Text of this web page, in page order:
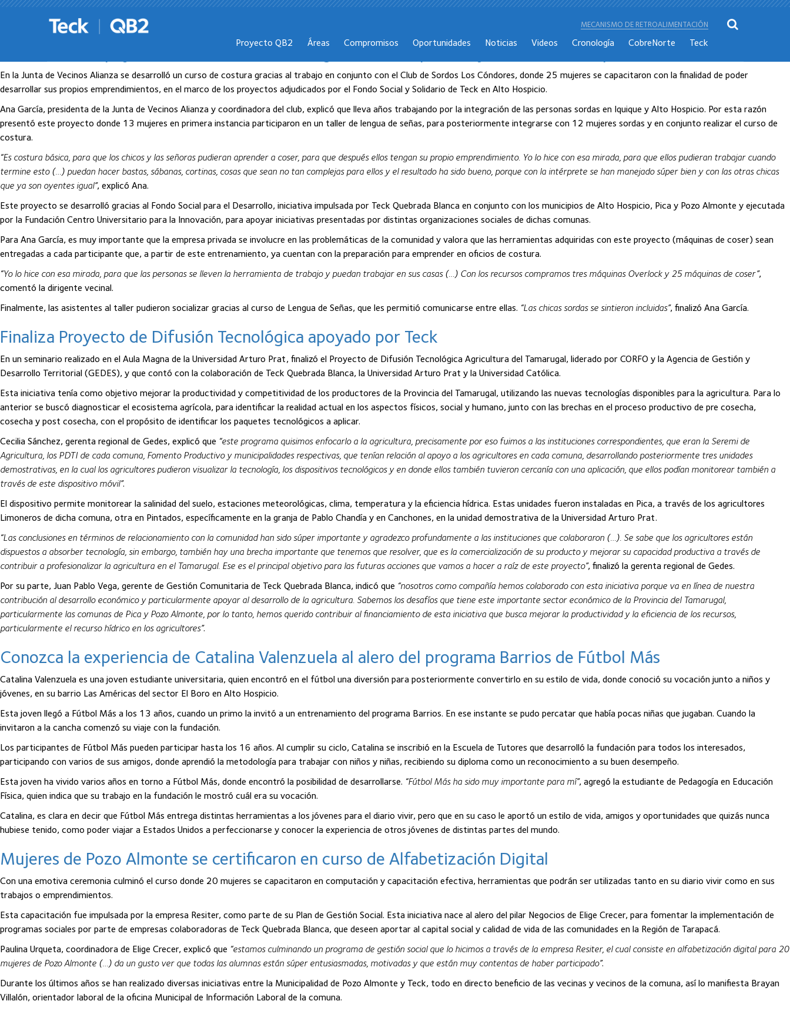
MECANISMO DE RETROALIMENTACIÓN
Proyecto QB2 Áreas Compromisos Oportunidades Noticias Videos Cronología CobreNorte Teck
Posts del enero, 2024
Fondo Social apoya curso de costura con lengua de señas para mujeres de Alto Hospicio
En la Junta de Vecinos Alianza se desarrolló un curso de costura gracias al trabajo en conjunto con el Club de Sordos Los Cóndores, donde 25 mujeres se capacitaron con la finalidad de poder
desarrollar sus propios emprendimientos, en el marco de los proyectos adjudicados por el Fondo Social y Solidario de Teck en Alto Hospicio.
Ana García, presidenta de la Junta de Vecinos Alianza y coordinadora del club, explicó que lleva años trabajando por la integración de las personas sordas en Iquique y Alto Hospicio. Por esta razón
presentó este proyecto donde 13 mujeres en primera instancia participaron en un taller de lengua de señas, para posteriormente integrarse con 12 mujeres sordas y en conjunto realizar el curso de
costura.
“Es costura básica, para que los chicos y las señoras pudieran aprender a coser, para que después ellos tengan su propio emprendimiento. Yo lo hice con esa mirada, para que ellos pudieran trabajar cuando
termine esto (…) puedan hacer bastas, sábanas, cortinas, cosas que sean no tan complejas para ellos y el resultado ha sido bueno, porque con la intérprete se han manejado súper bien y con las otras chicas
que ya son oyentes igual”, explicó Ana.
Este proyecto se desarrolló gracias al Fondo Social para el Desarrollo, iniciativa impulsada por Teck Quebrada Blanca en conjunto con los municipios de Alto Hospicio, Pica y Pozo Almonte y ejecutada
por la Fundación Centro Universitario para la Innovación, para apoyar iniciativas presentadas por distintas organizaciones sociales de dichas comunas.
Para Ana García, es muy importante que la empresa privada se involucre en las problemáticas de la comunidad y valora que las herramientas adquiridas con este proyecto (máquinas de coser) sean
entregadas a cada participante que, a partir de este entrenamiento, ya cuentan con la preparación para emprender en oficios de costura.
“Yo lo hice con esa mirada, para que las personas se lleven la herramienta de trabajo y puedan trabajar en sus casas (…) Con los recursos compramos tres máquinas Overlock y 25 máquinas de coser”,
comentó la dirigente vecinal.
Finalmente, las asistentes al taller pudieron socializar gracias al curso de Lengua de Señas, que les permitió comunicarse entre ellas. “Las chicas sordas se sintieron incluidas”, finalizó Ana García.
Finaliza Proyecto de Difusión Tecnológica apoyado por Teck
En un seminario realizado en el Aula Magna de la Universidad Arturo Prat, finalizó el Proyecto de Difusión Tecnológica Agricultura del Tamarugal, liderado por CORFO y la Agencia de Gestión y
Desarrollo Territorial (GEDES), y que contó con la colaboración de Teck Quebrada Blanca, la Universidad Arturo Prat y la Universidad Católica.
Esta iniciativa tenía como objetivo mejorar la productividad y competitividad de los productores de la Provincia del Tamarugal, utilizando las nuevas tecnologías disponibles para la agricultura. Para lo
anterior se buscó diagnosticar el ecosistema agrícola, para identificar la realidad actual en los aspectos físicos, social y humano, junto con las brechas en el proceso productivo de pre cosecha,
cosecha y post cosecha, con el propósito de identificar los paquetes tecnológicos a aplicar.
Cecilia Sánchez, gerenta regional de Gedes, explicó que “este programa quisimos enfocarlo a la agricultura, precisamente por eso fuimos a las instituciones correspondientes, que eran la Seremi de
Agricultura, los PDTI de cada comuna, Fomento Productivo y municipalidades respectivas, que tenían relación al apoyo a los agricultores en cada comuna, desarrollando posteriormente tres unidades
demostrativas, en la cual los agricultores pudieron visualizar la tecnología, los dispositivos tecnológicos y en donde ellos también tuvieron cercanía con una aplicación, que ellos podían monitorear también a
través de este dispositivo móvil”.
El dispositivo permite monitorear la salinidad del suelo, estaciones meteorológicas, clima, temperatura y la eficiencia hídrica. Estas unidades fueron instaladas en Pica, a través de los agricultores
Limoneros de dicha comuna, otra en Pintados, específicamente en la granja de Pablo Chandía y en Canchones, en la unidad demostrativa de la Universidad Arturo Prat.
“Las conclusiones en términos de relacionamiento con la comunidad han sido súper importante y agradezco profundamente a las instituciones que colaboraron (…). Se sabe que los agricultores están
dispuestos a absorber tecnología, sin embargo, también hay una brecha importante que tenemos que resolver, que es la comercialización de su producto y mejorar su capacidad productiva a través de
contribuir a profesionalizar la agricultura en el Tamarugal. Ese es el principal objetivo para las futuras acciones que vamos a hacer a raíz de este proyecto”, finalizó la gerenta regional de Gedes.
Por su parte, Juan Pablo Vega, gerente de Gestión Comunitaria de Teck Quebrada Blanca, indicó que “nosotros como compañía hemos colaborado con esta iniciativa porque va en línea de nuestra
contribución al desarrollo económico y particularmente apoyar al desarrollo de la agricultura. Sabemos los desafíos que tiene este importante sector económico de la Provincia del Tamarugal,
particularmente las comunas de Pica y Pozo Almonte, por lo tanto, hemos querido contribuir al financiamiento de esta iniciativa que busca mejorar la productividad y la eficiencia de los recursos,
particularmente el recurso hídrico en los agricultores”.
Conozca la experiencia de Catalina Valenzuela al alero del programa Barrios de Fútbol Más
Catalina Valenzuela es una joven estudiante universitaria, quien encontró en el fútbol una diversión para posteriormente convertirlo en su estilo de vida, donde conoció su vocación junto a niños y
jóvenes, en su barrio Las Américas del sector El Boro en Alto Hospicio.
Esta joven llegó a Fútbol Más a los 13 años, cuando un primo la invitó a un entrenamiento del programa Barrios. En ese instante se pudo percatar que había pocas niñas que jugaban. Cuando la
invitaron a la cancha comenzó su viaje con la fundación.
Los participantes de Fútbol Más pueden participar hasta los 16 años. Al cumplir su ciclo, Catalina se inscribió en la Escuela de Tutores que desarrolló la fundación para todos los interesados,
participando con varios de sus amigos, donde aprendió la metodología para trabajar con niños y niñas, recibiendo su diploma como un reconocimiento a su buen desempeño.
Esta joven ha vivido varios años en torno a Fútbol Más, donde encontró la posibilidad de desarrollarse. “Fútbol Más ha sido muy importante para mí”, agregó la estudiante de Pedagogía en Educación
Física, quien indica que su trabajo en la fundación le mostró cuál era su vocación.
Catalina, es clara en decir que Fútbol Más entrega distintas herramientas a los jóvenes para el diario vivir, pero que en su caso le aportó un estilo de vida, amigos y oportunidades que quizás nunca
hubiese tenido, como poder viajar a Estados Unidos a perfeccionarse y conocer la experiencia de otros jóvenes de distintas partes del mundo.
Mujeres de Pozo Almonte se certificaron en curso de Alfabetización Digital
Con una emotiva ceremonia culminó el curso donde 20 mujeres se capacitaron en computación y capacitación efectiva, herramientas que podrán ser utilizadas tanto en su diario vivir como en sus
trabajos o emprendimientos.
Esta capacitación fue impulsada por la empresa Resiter, como parte de su Plan de Gestión Social. Esta iniciativa nace al alero del pilar Negocios de Elige Crecer, para fomentar la implementación de
programas sociales por parte de empresas colaboradoras de Teck Quebrada Blanca, que deseen aportar al capital social y calidad de vida de las comunidades en la Región de Tarapacá.
Paulina Urqueta, coordinadora de Elige Crecer, explicó que “estamos culminando un programa de gestión social que lo hicimos a través de la empresa Resiter, el cual consiste en alfabetización digital para 20
mujeres de Pozo Almonte (…) da un gusto ver que todas las alumnas están súper entusiasmadas, motivadas y que están muy contentas de haber participado”.
Durante los últimos años se han realizado diversas iniciativas entre la Municipalidad de Pozo Almonte y Teck, todo en directo beneficio de las vecinas y vecinos de la comuna, así lo manifiesta Brayan
Villalón, orientador laboral de la oficina Municipal de Información Laboral de la comuna.